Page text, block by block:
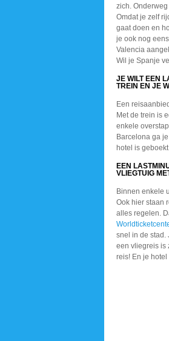
zich.
Omdat je zelf
gaat doen en
je ook nog
Valencia
Wil je Spanje
JE WILT EEN
TREIN EN JE
Een
Met de trein is
enkele
Barcelona ga
hotel is
EEN
VLIEGTUIG
Binnen enkele
Ook hier staan
alles regelen.
snel in de stad.
een vliegreis is
reis! En je